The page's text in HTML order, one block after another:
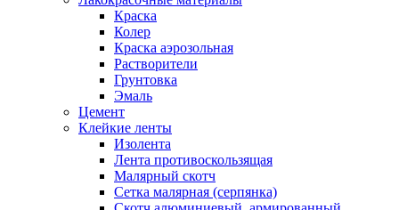
Краска
Колер
Краска аэрозольная
Растворители
Грунтовка
Эмаль
Цемент
Клейкие ленты
Изолента
Лента противоскользящая
Малярный скотч
Сетка малярная (серпянка)